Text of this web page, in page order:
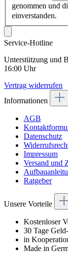
genommen und
einverstanden.
Service-Hotline
Unterstützung und
16:00 Uhr
Vertrag widerrufen
Informationen
AGB
Datenschutz
Impressum
Versand und
Ratgeber
Unsere Vorteile
Kostenloser
30 Tage
in
Made in